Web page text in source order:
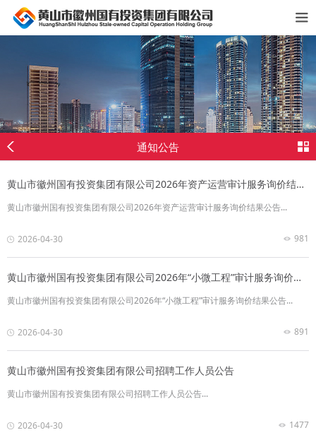
通知公告
黄山市徽州国有投资集团有限公司2026年资产运营审计服务询价结果公告
黄山市徽州国有投资集团有限公司2026年资产运营审计服务询价结果公告...
2026-04-30 981
黄山市徽州国有投资集团有限公司2026年“小微工程”审计服务询价结果公告
黄山市徽州国有投资集团有限公司2026年“小微工程”审计服务询价结果公告...
2026-04-30 891
黄山市徽州国有投资集团有限公司招聘工作人员公告
黄山市徽州国有投资集团有限公司招聘工作人员公告...
2026-04-30 1477